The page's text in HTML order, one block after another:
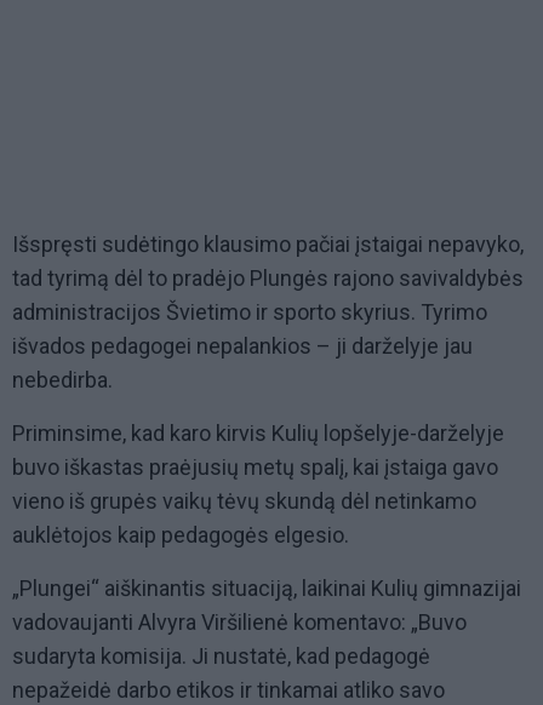
Išspręsti sudėtingo klausimo pačiai įstaigai nepavyko,
tad tyrimą dėl to pradėjo Plungės rajono savivaldybės
administracijos Švietimo ir sporto skyrius. Tyrimo
išvados pedagogei nepalankios – ji darželyje jau
nebedirba.
Priminsime, kad karo kirvis Kulių lopšelyje-darželyje
buvo iškastas praėjusių metų spalį, kai įstaiga gavo
vieno iš grupės vaikų tėvų skundą dėl netinkamo
auklėtojos kaip pedagogės elgesio.
„Plungei“ aiškinantis situaciją, laikinai Kulių gimnazijai
vadovaujanti Alvyra Viršilienė komentavo: „Buvo
sudaryta komisija. Ji nustatė, kad pedagogė
nepažeidė darbo etikos ir tinkamai atliko savo